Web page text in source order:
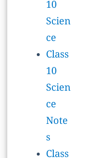
Scien
ce
Note
s
Class
10
विज्ञान
MCQ
महत्वपू